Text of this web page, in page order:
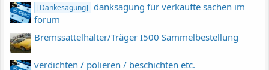
[Dankesagung]
danksagung für verkaufte sachen im
forum
Bremssattelhalter/Träger I500 Sammelbestellung
verdichten / polieren / beschichten etc.